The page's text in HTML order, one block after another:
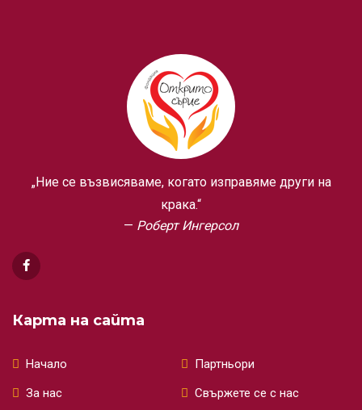
„Ние се възвисяваме, когато изправяме други на
крака.“
Роберт Ингерсол
Карта на сайта
Начало
За нас
Партньори
Свържете се с нас